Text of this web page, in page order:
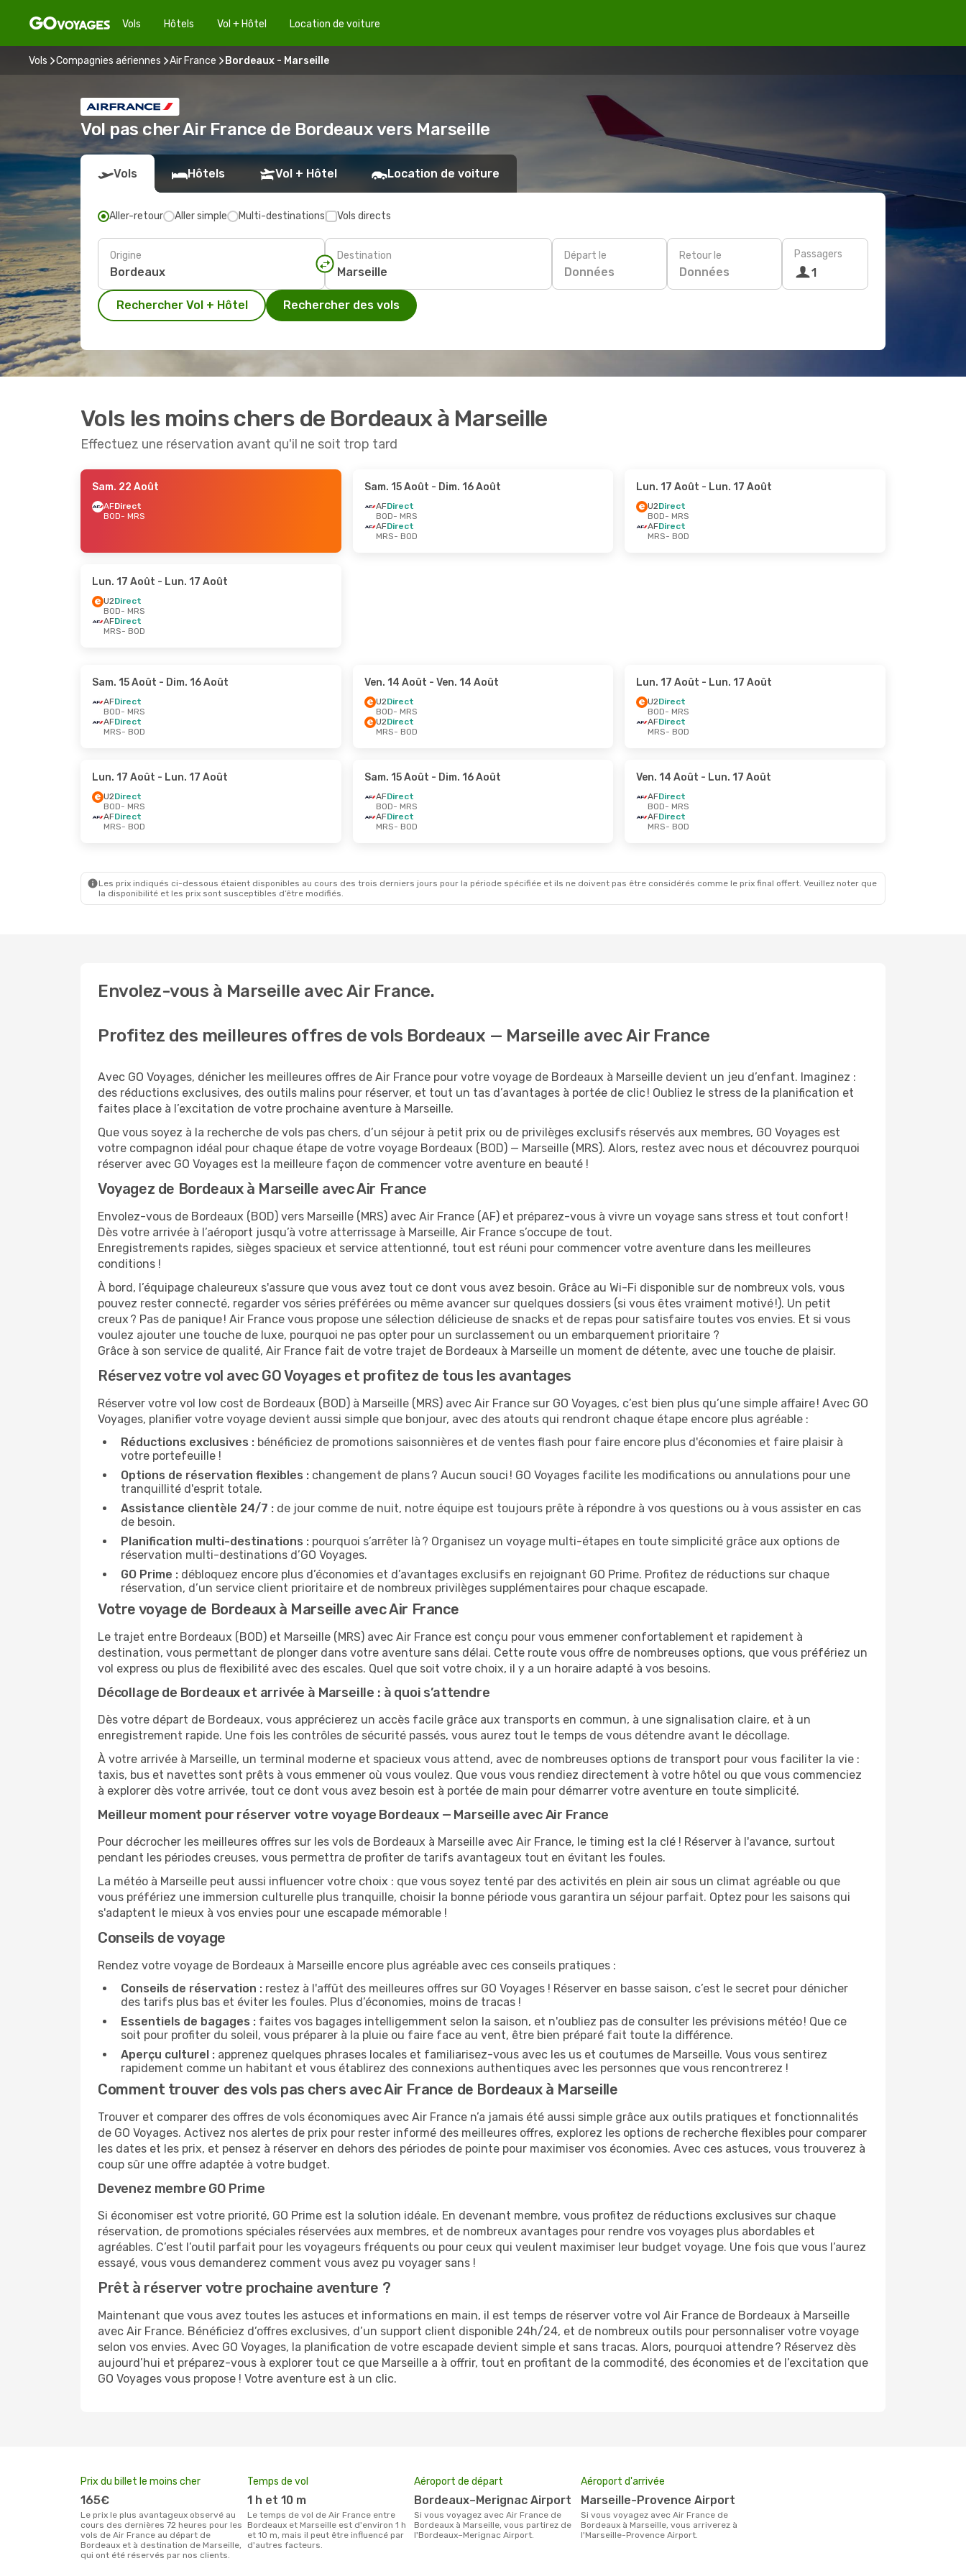
Vols Hôtels Vol + Hôtel Location de voiture
Vols Compagnies aériennes Air France Bordeaux - Marseille
Vol pas cher Air France de Bordeaux vers Marseille
Vols Hôtels Vol + Hôtel Location de voiture
Aller-retour Aller simple Multi-destinations Vols directs
Origine Destination Départ le
Données
Retour le
Données
Passagers
1
Rechercher Vol + Hôtel Rechercher des vols
Vols les moins chers de Bordeaux à Marseille
Effectuez une réservation avant qu'il ne soit trop tard
Sam. 22 Août
AFDirect
BOD- MRS
Sam. 15 Août - Dim. 16 Août
AFDirect
BOD- MRS
AFDirect
MRS- BOD
Lun. 17 Août - Lun. 17 Août
U2Direct
BOD- MRS
AFDirect
MRS- BOD
Lun. 17 Août - Lun. 17 Août
U2Direct
BOD- MRS
AFDirect
MRS- BOD
Sam. 15 Août - Dim. 16 Août
AFDirect
BOD- MRS
AFDirect
MRS- BOD
Ven. 14 Août - Ven. 14 Août
U2Direct
BOD- MRS
U2Direct
MRS- BOD
Lun. 17 Août - Lun. 17 Août
U2Direct
BOD- MRS
AFDirect
MRS- BOD
Lun. 17 Août - Lun. 17 Août
U2Direct
BOD- MRS
AFDirect
MRS- BOD
Sam. 15 Août - Dim. 16 Août
AFDirect
BOD- MRS
AFDirect
MRS- BOD
Ven. 14 Août - Lun. 17 Août
AFDirect
BOD- MRS
AFDirect
MRS- BOD
Les prix indiqués ci-dessous étaient disponibles au cours des trois derniers jours pour la période spécifiée et ils ne doivent pas être considérés comme le prix final offert. Veuillez noter que
la disponibilité et les prix sont susceptibles d’être modifiés.
Envolez-vous à Marseille avec Air France.
Profitez des meilleures offres de vols Bordeaux — Marseille avec Air France
Avec GO Voyages, dénicher les meilleures offres de Air France pour votre voyage de Bordeaux à Marseille devient un jeu d’enfant. Imaginez :
des réductions exclusives, des outils malins pour réserver, et tout un tas d’avantages à portée de clic ! Oubliez le stress de la planification et
faites place à l’excitation de votre prochaine aventure à Marseille.
Que vous soyez à la recherche de vols pas chers, d’un séjour à petit prix ou de privilèges exclusifs réservés aux membres, GO Voyages est
votre compagnon idéal pour chaque étape de votre voyage Bordeaux (BOD) — Marseille (MRS). Alors, restez avec nous et découvrez pourquoi
réserver avec GO Voyages est la meilleure façon de commencer votre aventure en beauté !
Voyagez de Bordeaux à Marseille avec Air France
Envolez-vous de Bordeaux (BOD) vers Marseille (MRS) avec Air France (AF) et préparez-vous à vivre un voyage sans stress et tout confort !
Dès votre arrivée à l’aéroport jusqu’à votre atterrissage à Marseille, Air France s’occupe de tout.
Enregistrements rapides, sièges spacieux et service attentionné, tout est réuni pour commencer votre aventure dans les meilleures
conditions !
À bord, l’équipage chaleureux s'assure que vous avez tout ce dont vous avez besoin. Grâce au Wi-Fi disponible sur de nombreux vols, vous
pouvez rester connecté, regarder vos séries préférées ou même avancer sur quelques dossiers (si vous êtes vraiment motivé !). Un petit
creux ? Pas de panique ! Air France vous propose une sélection délicieuse de snacks et de repas pour satisfaire toutes vos envies. Et si vous
voulez ajouter une touche de luxe, pourquoi ne pas opter pour un surclassement ou un embarquement prioritaire ?
Grâce à son service de qualité, Air France fait de votre trajet de Bordeaux à Marseille un moment de détente, avec une touche de plaisir.
Réservez votre vol avec GO Voyages et profitez de tous les avantages
Réserver votre vol low cost de Bordeaux (BOD) à Marseille (MRS) avec Air France sur GO Voyages, c’est bien plus qu’une simple affaire ! Avec GO
Voyages, planifier votre voyage devient aussi simple que bonjour, avec des atouts qui rendront chaque étape encore plus agréable :
Réductions exclusives : bénéficiez de promotions saisonnières et de ventes flash pour faire encore plus d'économies et faire plaisir à
votre portefeuille !
Options de réservation flexibles : changement de plans ? Aucun souci ! GO Voyages facilite les modifications ou annulations pour une
tranquillité d'esprit totale.
Assistance clientèle 24/7 : de jour comme de nuit, notre équipe est toujours prête à répondre à vos questions ou à vous assister en cas
de besoin.
Planification multi-destinations : pourquoi s’arrêter là ? Organisez un voyage multi-étapes en toute simplicité grâce aux options de
réservation multi-destinations d’GO Voyages.
GO Prime : débloquez encore plus d’économies et d’avantages exclusifs en rejoignant GO Prime. Profitez de réductions sur chaque
réservation, d’un service client prioritaire et de nombreux privilèges supplémentaires pour chaque escapade.
Votre voyage de Bordeaux à Marseille avec Air France
Le trajet entre Bordeaux (BOD) et Marseille (MRS) avec Air France est conçu pour vous emmener confortablement et rapidement à
destination, vous permettant de plonger dans votre aventure sans délai. Cette route vous offre de nombreuses options, que vous préfériez un
vol express ou plus de flexibilité avec des escales. Quel que soit votre choix, il y a un horaire adapté à vos besoins.
Décollage de Bordeaux et arrivée à Marseille : à quoi s’attendre
Dès votre départ de Bordeaux, vous apprécierez un accès facile grâce aux transports en commun, à une signalisation claire, et à un
enregistrement rapide. Une fois les contrôles de sécurité passés, vous aurez tout le temps de vous détendre avant le décollage.
À votre arrivée à Marseille, un terminal moderne et spacieux vous attend, avec de nombreuses options de transport pour vous faciliter la vie :
taxis, bus et navettes sont prêts à vous emmener où vous voulez. Que vous vous rendiez directement à votre hôtel ou que vous commenciez
à explorer dès votre arrivée, tout ce dont vous avez besoin est à portée de main pour démarrer votre aventure en toute simplicité.
Meilleur moment pour réserver votre voyage Bordeaux — Marseille avec Air France
Pour décrocher les meilleures offres sur les vols de Bordeaux à Marseille avec Air France, le timing est la clé ! Réserver à l'avance, surtout
pendant les périodes creuses, vous permettra de profiter de tarifs avantageux tout en évitant les foules.
La météo à Marseille peut aussi influencer votre choix : que vous soyez tenté par des activités en plein air sous un climat agréable ou que
vous préfériez une immersion culturelle plus tranquille, choisir la bonne période vous garantira un séjour parfait. Optez pour les saisons qui
s'adaptent le mieux à vos envies pour une escapade mémorable !
Conseils de voyage
Rendez votre voyage de Bordeaux à Marseille encore plus agréable avec ces conseils pratiques :
Conseils de réservation : restez à l'affût des meilleures offres sur GO Voyages ! Réserver en basse saison, c’est le secret pour dénicher
des tarifs plus bas et éviter les foules. Plus d’économies, moins de tracas !
Essentiels de bagages : faites vos bagages intelligemment selon la saison, et n'oubliez pas de consulter les prévisions météo ! Que ce
soit pour profiter du soleil, vous préparer à la pluie ou faire face au vent, être bien préparé fait toute la différence.
Aperçu culturel : apprenez quelques phrases locales et familiarisez-vous avec les us et coutumes de Marseille. Vous vous sentirez
rapidement comme un habitant et vous établirez des connexions authentiques avec les personnes que vous rencontrerez !
Comment trouver des vols pas chers avec Air France de Bordeaux à Marseille
Trouver et comparer des offres de vols économiques avec Air France n’a jamais été aussi simple grâce aux outils pratiques et fonctionnalités
de GO Voyages. Activez nos alertes de prix pour rester informé des meilleures offres, explorez les options de recherche flexibles pour comparer
les dates et les prix, et pensez à réserver en dehors des périodes de pointe pour maximiser vos économies. Avec ces astuces, vous trouverez à
coup sûr une offre adaptée à votre budget.
Devenez membre GO Prime
Si économiser est votre priorité, GO Prime est la solution idéale. En devenant membre, vous profitez de réductions exclusives sur chaque
réservation, de promotions spéciales réservées aux membres, et de nombreux avantages pour rendre vos voyages plus abordables et
agréables. C’est l’outil parfait pour les voyageurs fréquents ou pour ceux qui veulent maximiser leur budget voyage. Une fois que vous l’aurez
essayé, vous vous demanderez comment vous avez pu voyager sans !
Prêt à réserver votre prochaine aventure ?
Maintenant que vous avez toutes les astuces et informations en main, il est temps de réserver votre vol Air France de Bordeaux à Marseille
avec Air France. Bénéficiez d’offres exclusives, d’un support client disponible 24h/24, et de nombreux outils pour personnaliser votre voyage
selon vos envies. Avec GO Voyages, la planification de votre escapade devient simple et sans tracas. Alors, pourquoi attendre ? Réservez dès
aujourd’hui et préparez-vous à explorer tout ce que Marseille a à offrir, tout en profitant de la commodité, des économies et de l’excitation que
GO Voyages vous propose ! Votre aventure est à un clic.
Prix du billet le moins cher
165€
Le prix le plus avantageux observé au
cours des dernières 72 heures pour les
vols de Air France au départ de
Bordeaux et à destination de Marseille,
qui ont été réservés par nos clients.
Temps de vol
1 h et 10 m
Le temps de vol de Air France entre
Bordeaux et Marseille est d'environ 1 h
et 10 m, mais il peut être influencé par
d'autres facteurs.
Aéroport de départ
Bordeaux–Merignac Airport
Si vous voyagez avec Air France de
Bordeaux à Marseille, vous partirez de
l'Bordeaux–Merignac Airport.
Aéroport d'arrivée
Marseille-Provence Airport
Si vous voyagez avec Air France de
Bordeaux à Marseille, vous arriverez à
l'Marseille-Provence Airport.